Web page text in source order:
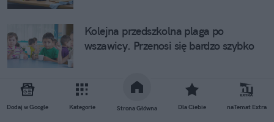
Dodaj w Google Kategorie Strona Główna Dla Ciebie naTemat Extra
Kolejna przedszkolna plaga po
wszawicy. Przenosi się bardzo szybko
Patent z butelką i solą ratuje w 38-
stopniowy upał. Nie potrzeba